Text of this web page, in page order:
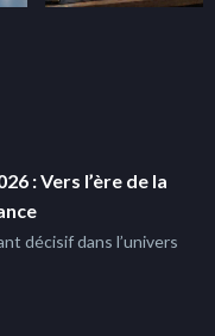
: Vers l’ère de la
décisif dans l’univers